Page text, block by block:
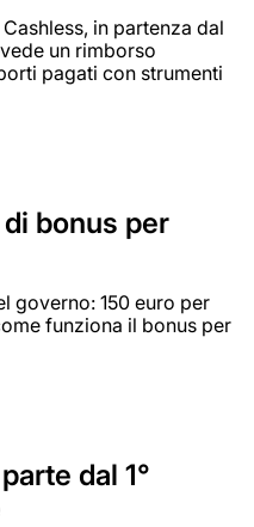
in partenza dal
un rimborso
pagati con strumenti
bonus per
governo: 150 euro per
funziona il bonus per
dal 1°